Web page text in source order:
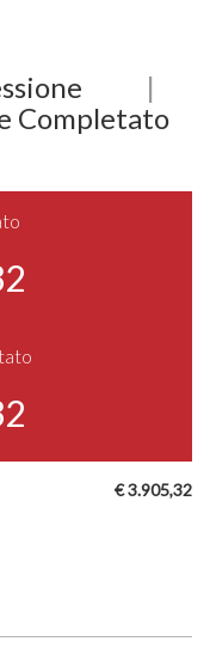
|
Completato
€ 3.905,32